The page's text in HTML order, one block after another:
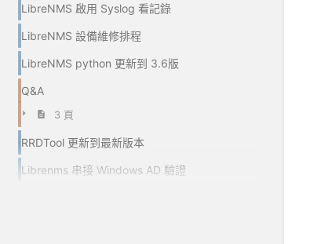
LibreNMS 啟用 Syslog 看記錄
LibreNMS 設備維修排程
LibreNMS python 更新到 3.6版
Q&A
3 頁
RRDTool 更新到最新版本
Librenms 串接 Windows AD 驗證